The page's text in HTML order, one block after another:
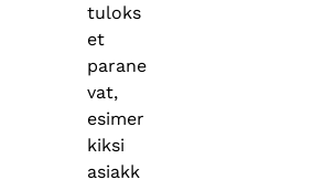
tuloks
et
parane
vat,
esimer
kiksi
asiakk